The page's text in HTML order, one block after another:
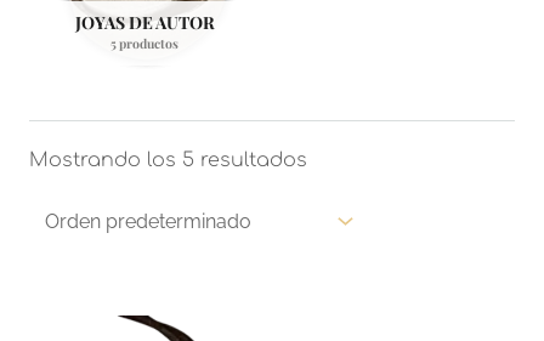
JOYAS DE AUTOR
5 productos
Mostrando los 5 resultados